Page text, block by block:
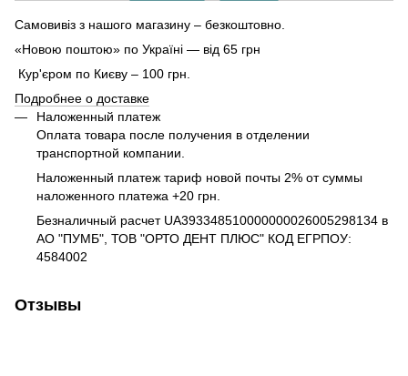
Самовивіз з нашого магазину – безкоштовно.
«Новою поштою» по Україні — від 65 грн
Кур'єром по Києву – 100 грн.
Подробнее о доставке
Наложенный платеж
Оплата товара после получения в отделении
транспортной компании.
Наложенный платеж тариф новой почты 2% от суммы
наложенного платежа +20 грн.
Безналичный расчет UA393348510000000026005298134 в
АО "ПУМБ", ТОВ "ОРТО ДЕНТ ПЛЮС" КОД ЕГРПОУ:
4584002
Отзывы